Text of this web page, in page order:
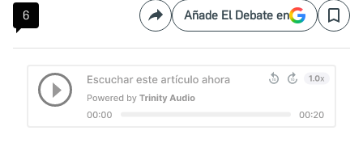
6 CompartirAñade El Debate en Save